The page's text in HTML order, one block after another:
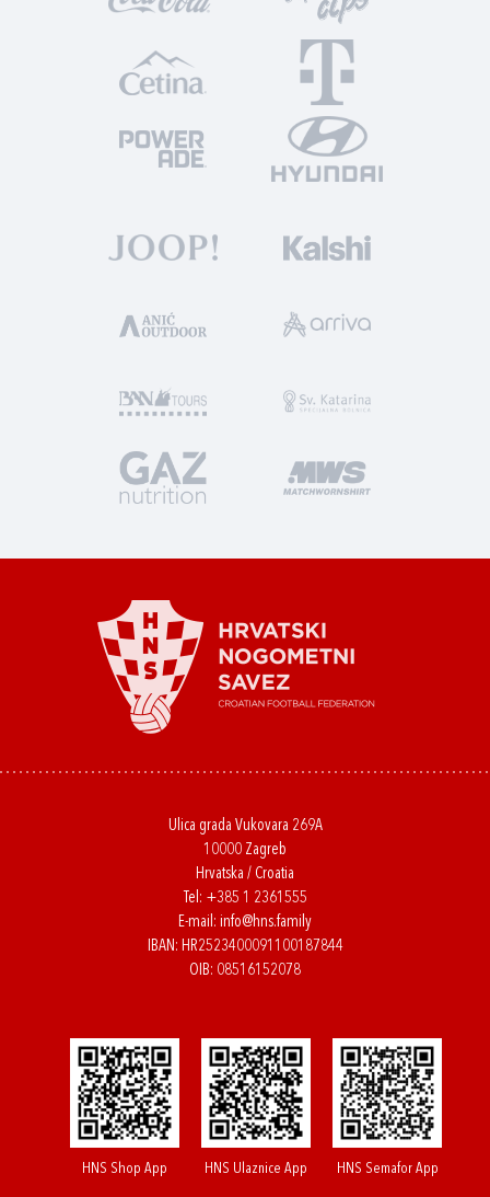
Ulica grada Vukovara 269A
10000 Zagreb
Hrvatska / Croatia
Tel: +385 1 2361555
E-mail: info@hns.family
IBAN: HR2523400091100187844
OIB: 08516152078
HNS Shop App HNS Ulaznice App HNS Semafor App